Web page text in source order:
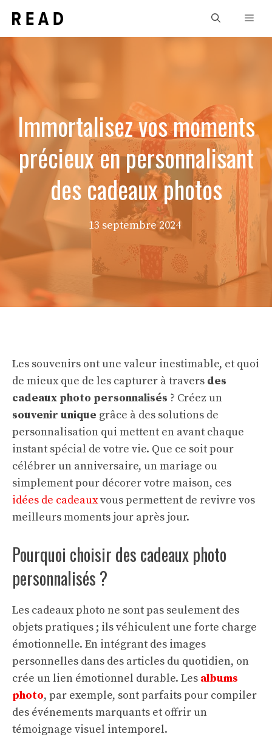
contenu
Immortalisez vos moments
précieux en personnalisant
des cadeaux photos
13 septembre 2024
Les souvenirs ont une valeur inestimable, et quoi
de mieux que de les capturer à travers des
cadeaux photo personnalisés ? Créez un
souvenir unique grâce à des solutions de
personnalisation qui mettent en avant chaque
instant spécial de votre vie. Que ce soit pour
célébrer un anniversaire, un mariage ou
simplement pour décorer votre maison, ces
idées de cadeauxvous permettent de revivre vos
meilleurs moments jour après jour.
Pourquoi choisir des cadeaux photo
personnalisés ?
Les cadeaux photo ne sont pas seulement des
objets pratiques ; ils véhiculent une forte charge
émotionnelle. En intégrant des images
personnelles dans des articles du quotidien, on
crée un lien émotionnel durable. Les albums
photo, par exemple, sont parfaits pour compiler
des événements marquants et offrir un
témoignage visuel intemporel.